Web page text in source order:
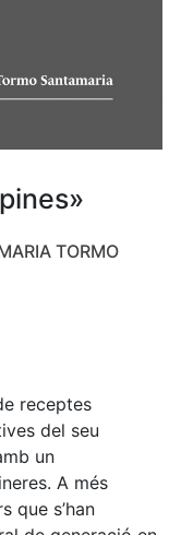
TORMO
receptes
del seu
un
A més
que s’han